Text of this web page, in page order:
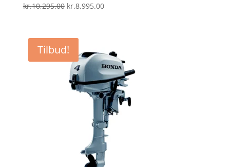
kr.10,295.00 Den
var:
kr.10,295.00.
kr.8,995.00Den
kr.8,995.00.
Tilbud!